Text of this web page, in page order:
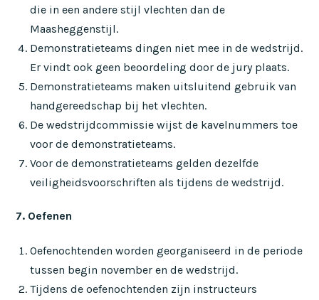
die in een andere stijl vlechten dan de
Maasheggenstijl.
Demonstratieteams dingen niet mee in de wedstrijd.
Er vindt ook geen beoordeling door de jury plaats.
Demonstratieteams maken uitsluitend gebruik van
handgereedschap bij het vlechten.
De wedstrijdcommissie wijst de kavelnummers toe
voor de demonstratieteams.
Voor de demonstratieteams gelden dezelfde
veiligheidsvoorschriften als tijdens de wedstrijd.
7. Oefenen
Oefenochtenden worden georganiseerd in de periode
tussen begin november en de wedstrijd.
Tijdens de oefenochtenden zijn instructeurs